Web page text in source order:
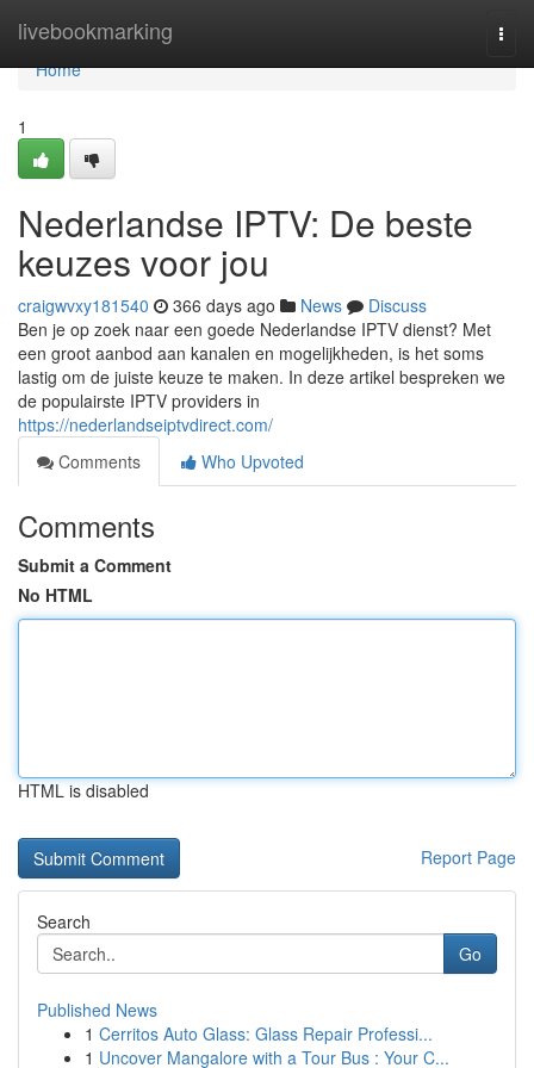
livebookmarking
Home
Home
1
Nederlandse IPTV: De beste
keuzes voor jou
craigwvxy181540 366 days ago News
Discuss
Ben je op zoek naar een goede Nederlandse IPTV dienst? Met
een groot aanbod aan kanalen en mogelijkheden, is het soms
lastig om de juiste keuze te maken. In deze artikel bespreken we
de populairste IPTV providers in
https://nederlandseiptvdirect.com/
Comments
Who Upvoted
Comments
Submit a Comment
No HTML
HTML is disabled
Report Page
Search
Go
Published News
1 Cerritos Auto Glass: Glass Repair Professi...
1 Uncover Mangalore with a Tour Bus : Your C...